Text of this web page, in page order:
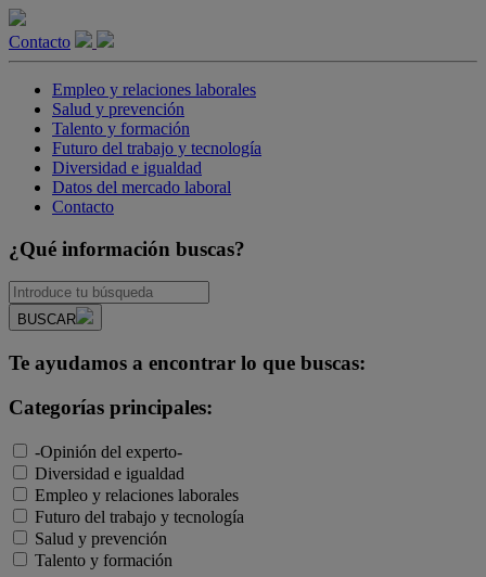
Contacto
Empleo y relaciones laborales
Salud y prevención
Talento y formación
Futuro del trabajo y tecnología
Diversidad e igualdad
Datos del mercado laboral
Contacto
¿Qué información buscas?
BUSCAR
Te ayudamos a encontrar lo que buscas:
Categorías principales:
-Opinión del experto-
Diversidad e igualdad
Empleo y relaciones laborales
Futuro del trabajo y tecnología
Salud y prevención
Talento y formación